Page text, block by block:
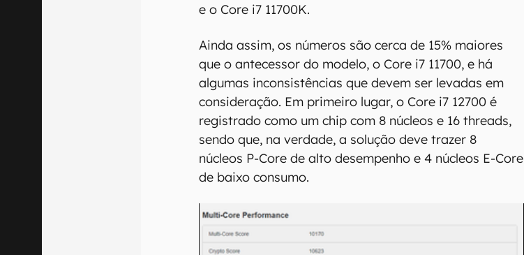
e o Core i7 11700K.
Ainda assim, os números são cerca de 15% maiores
que o antecessor do modelo, o Core i7 11700, e há
algumas inconsistências que devem ser levadas em
consideração. Em primeiro lugar, o Core i7 12700 é
registrado como um chip com 8 núcleos e 16 threads,
sendo que, na verdade, a solução deve trazer 8
núcleos P-Core de alto desempenho e 4 núcleos E-Core
de baixo consumo.